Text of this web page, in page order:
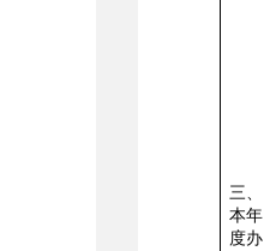
三、
本年
度办